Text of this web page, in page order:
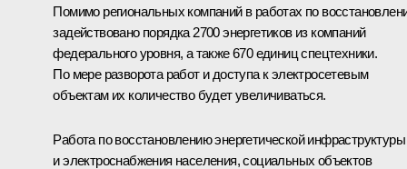
Помимо региональных компаний в работах по
задействовано порядка 2700 энергетиков из компаний
федерального уровня, а также 670 единиц спецтехники.
По мере разворота работ и доступа к электросетевым
объектам их количество будет увеличиваться.
Работа по восстановлению энергетической инфраструктуры
и электроснабжения населения, социальных объектов